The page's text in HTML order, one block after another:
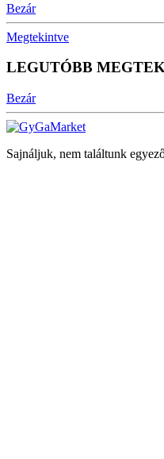
Bezár
Megtekintve
LEGUTÓBB
Bezár
Sajnáljuk, nem találtunk